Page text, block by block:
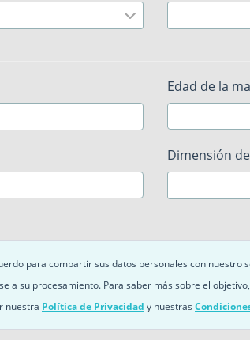
Edad de la
Dimensión
para compartir sus datos personales con nuestro
a su procesamiento. Para saber más sobre el
nuestra Política de Privacidad y nuestras